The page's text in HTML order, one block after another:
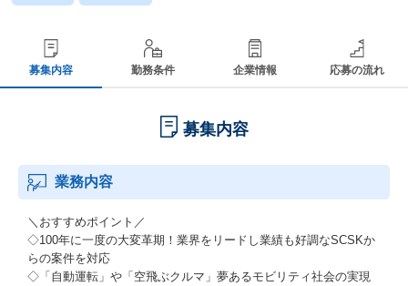
募集内容 勤務条件 企業情報 応募の流れ
募集内容
業務内容
＼おすすめポイント／
◇100年に一度の大変革期！業界をリードし業績も好調なSCSKか
らの案件を対応
◇「自動運転」や「空飛ぶクルマ」夢あるモビリティ社会の実現